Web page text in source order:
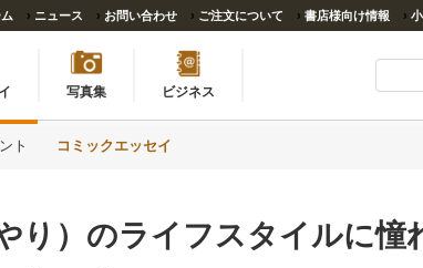
› ニュース › お問い合わせ › ご注文について › 書店様向け情報 ›
写真集 ビジネス
ト コミックエッセイ
り）のライフスタイルに憧